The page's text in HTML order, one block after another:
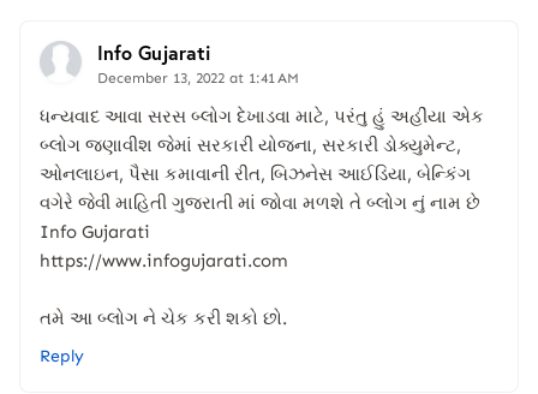
Info Gujarati
December 13, 2022 at 1:41 AM
ધન્યવાદ આવા સરસ બ્લોગ દેખાડવા માટે, પરંતુ હું અહીંયા એક
બ્લોગ જણાવીશ જેમાં સરકારી યોજના, સરકારી ડોક્યુમેન્ટ,
ઓનલાઇન, પૈસા કમાવાની રીત, બિઝનેસ આઈડિયા, બેન્કિંગ
વગેરે જેવી માહિતી ગુજરાતી માં જોવા મળશે તે બ્લોગ નું નામ છે
Info Gujarati
https://www.infogujarati.com
તમે આ બ્લોગ ને ચેક કરી શકો છો.
Reply